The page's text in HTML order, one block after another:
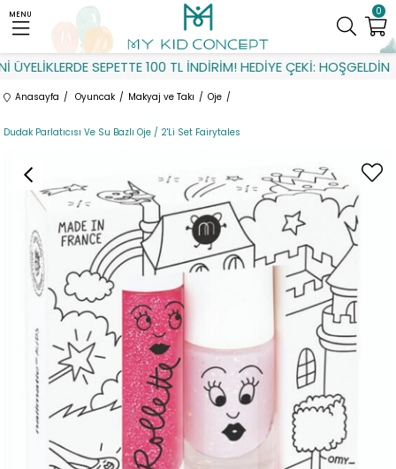
SEPETTE 100 TL İNDİRİM! HEDİYE ÇEKİ: HOŞGELDİN
0
MENU
Anasayfa Oyuncak Makyaj ve Takı Oje
Dudak Parlatıcısı Ve Su Bazlı Oje / 2'Li Set Fairytales